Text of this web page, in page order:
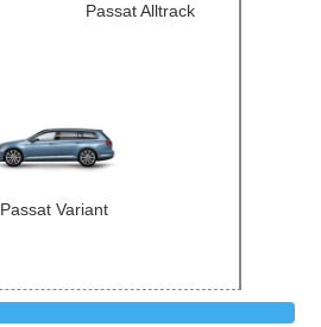
Passat Alltrack
Passat Variant